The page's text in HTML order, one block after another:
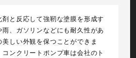
と反応して強靭な塗膜を形成す
、ガソリンなどにも耐久性があ
しい外観を保つことができま
ンクリートポンプ車は会社のト